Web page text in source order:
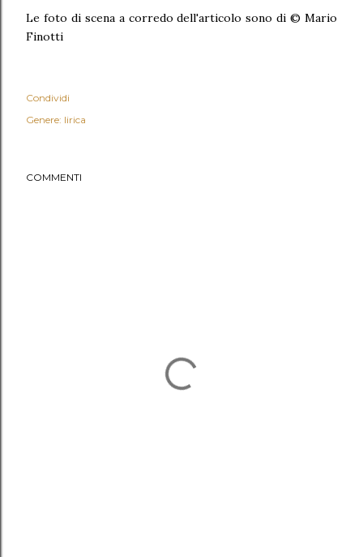
Le foto di scena a corredo dell'articolo sono di © Mario
Finotti
Condividi
Genere: lirica
COMMENTI